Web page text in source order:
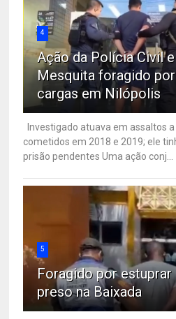
4
Ação da Polícia Civil
Mesquita foragido
cargas em Nilópolis
Investigado atuava em assaltos
cometidos em 2018 e 2019; ele
prisão pendentes Uma ação conj...
5
Foragido por
preso na Baixada